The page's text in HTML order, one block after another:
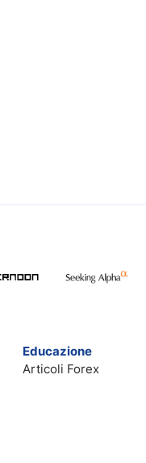
Educazione
Articoli Forex